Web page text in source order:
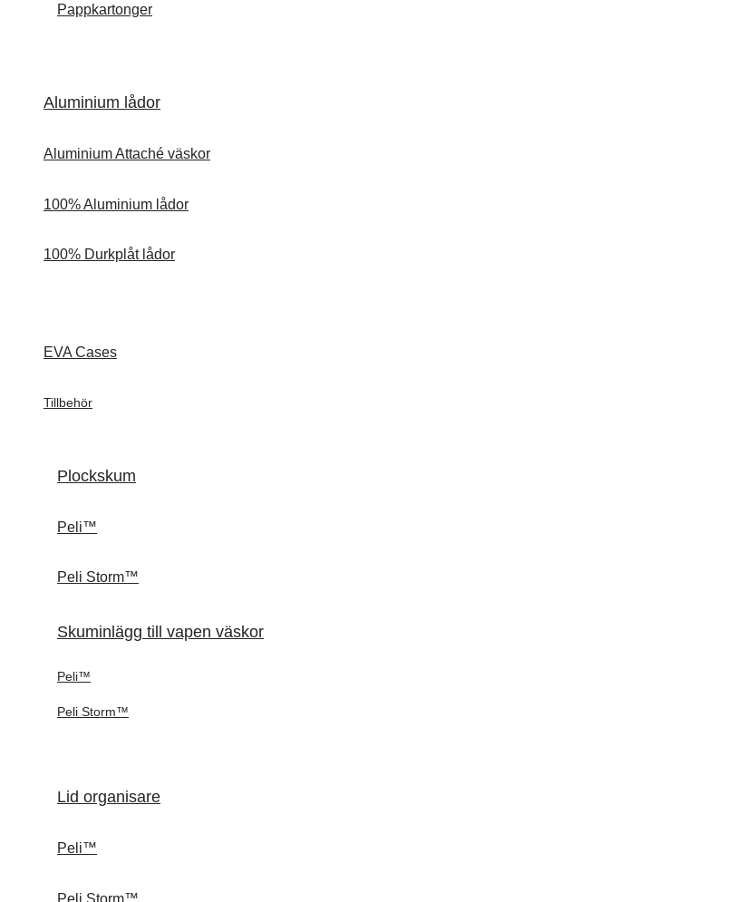
Pappkartonger
Aluminium lådor
Aluminium Attaché väskor
100% Aluminium lådor
100% Durkplåt lådor
EVA Cases
Tillbehör
Plockskum
Peli™
Peli Storm™
Skuminlägg till vapen väskor
Peli™
Peli Storm™
Lid organisare
Peli™
Peli Storm™